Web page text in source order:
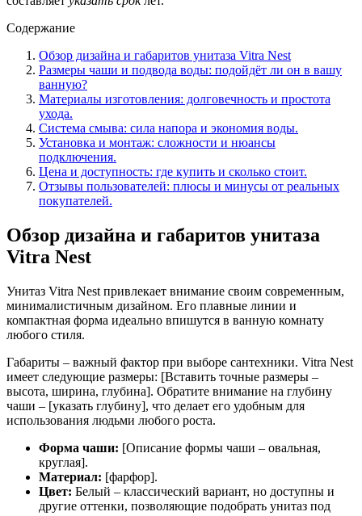
Содержание
Обзор дизайна и габаритов унитаза Vitra Nest
Размеры чаши и подвода воды: подойдёт ли он в вашу
ванную?
Материалы изготовления: долговечность и простота
ухода.
Система смыва: сила напора и экономия воды.
Установка и монтаж: сложности и нюансы
подключения.
Цена и доступность: где купить и сколько стоит.
Отзывы пользователей: плюсы и минусы от реальных
покупателей.
Обзор дизайна и габаритов унитаза
Vitra Nest
Унитаз Vitra Nest привлекает внимание своим современным,
минималистичным дизайном. Его плавные линии и
компактная форма идеально впишутся в ванную комнату
любого стиля.
Габариты – важный фактор при выборе сантехники. Vitra Nest
имеет следующие размеры: [Вставить точные размеры –
высота, ширина, глубина]. Обратите внимание на глубину
чаши – [указать глубину], что делает его удобным для
использования людьми любого роста.
Форма чаши: [Описание формы чаши – овальная,
круглая].
Материал: [фарфор].
Цвет: Белый – классический вариант, но доступны и
другие оттенки, позволяющие подобрать унитаз под